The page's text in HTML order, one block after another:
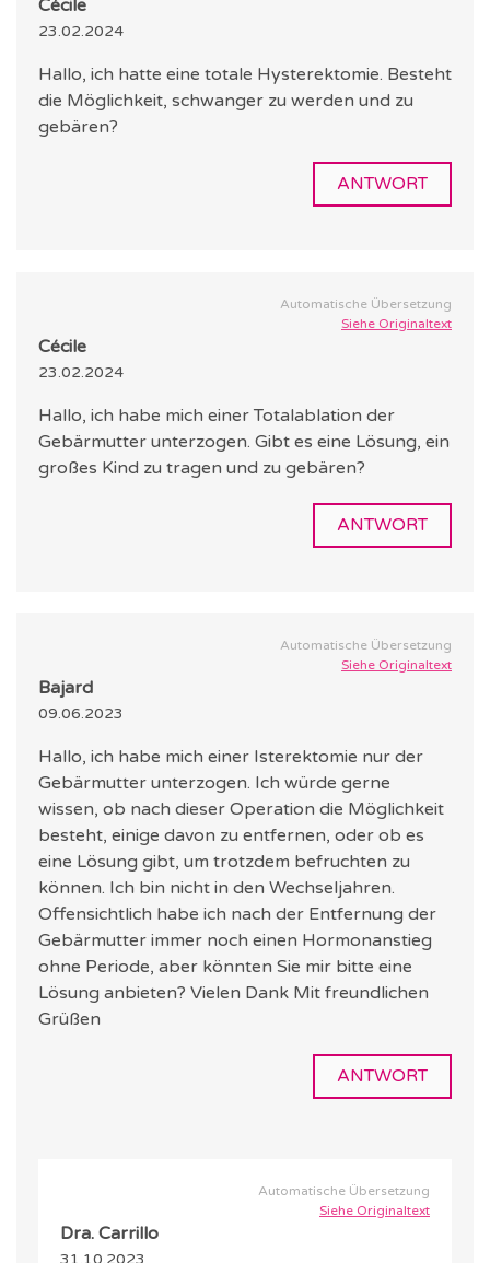
Cécile
23.02.2024
Hallo, ich hatte eine totale Hysterektomie. Besteht
die Möglichkeit, schwanger zu werden und zu
gebären?
ANTWORT
Automatische Übersetzung
Siehe Originaltext
Cécile
23.02.2024
Hallo, ich habe mich einer Totalablation der
Gebärmutter unterzogen. Gibt es eine Lösung, ein
großes Kind zu tragen und zu gebären?
ANTWORT
Automatische Übersetzung
Siehe Originaltext
Bajard
09.06.2023
Hallo, ich habe mich einer Isterektomie nur der
Gebärmutter unterzogen. Ich würde gerne
wissen, ob nach dieser Operation die Möglichkeit
besteht, einige davon zu entfernen, oder ob es
eine Lösung gibt, um trotzdem befruchten zu
können. Ich bin nicht in den Wechseljahren.
Offensichtlich habe ich nach der Entfernung der
Gebärmutter immer noch einen Hormonanstieg
ohne Periode, aber könnten Sie mir bitte eine
Lösung anbieten? Vielen Dank Mit freundlichen
Grüßen
ANTWORT
Automatische Übersetzung
Siehe Originaltext
Dra. Carrillo